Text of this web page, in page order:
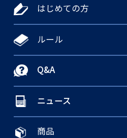
はじめての方
ルール
Q&A
ニュース
商品